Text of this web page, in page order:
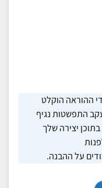
ההוראה הוקלט
התפשטות נגיף
יצירה שלך
על ההבנה.